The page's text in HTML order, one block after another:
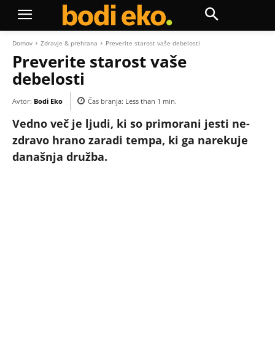
Domov Zdravje & prehrana Preverite starost vaše debelosti
Preverite starost vaše
debelosti
Avtor: Bodi Eko Čas branja: Less than 1 min.
Vedno več je ljudi, ki so primorani jesti ne-
zdravo hrano zaradi tempa, ki ga narekuje
današnja družba.